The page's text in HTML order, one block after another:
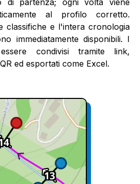
al profilo corretto.
classifiche e l'intera cronologia
immediatamente disponibili. I
condivisi tramite link,
ed esportati come Excel.